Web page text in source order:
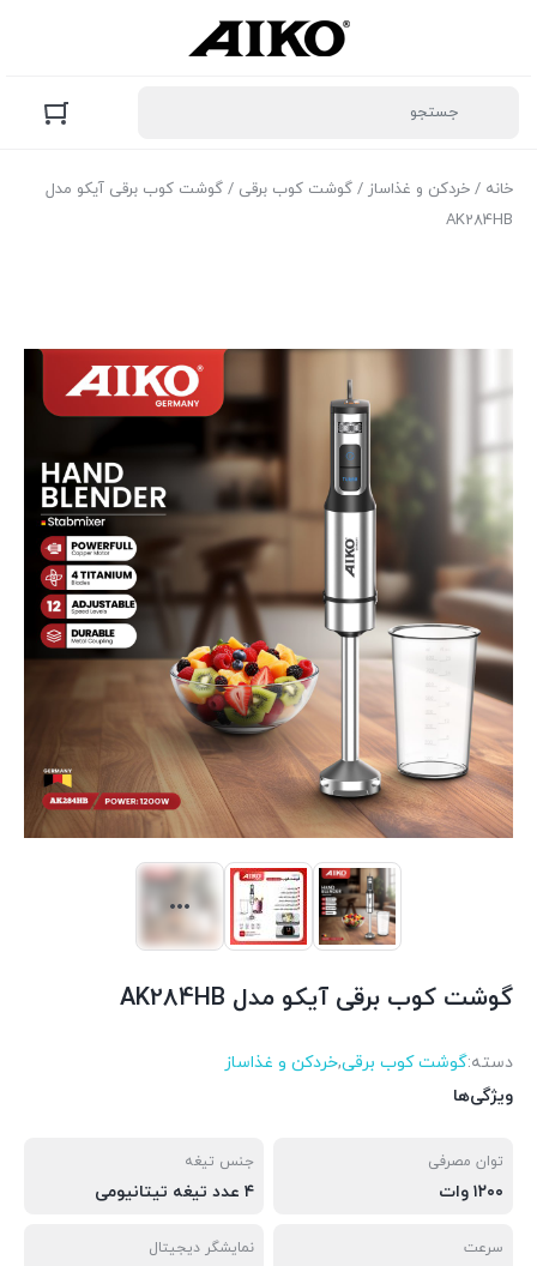
خانه / خردکن و غذاساز / گوشت کوب برقی / گوشت کوب برقی آیکو مدل
AK284HB
گوشت کوب برقی آیکو مدل AK284HB
دسته:گوشت کوب برقی,خردکن و غذاساز
ویژگی‌ها
توان مصرفی
۱۲۰۰ وات
جنس تیغه
۴ عدد تیغه تیتانیومی
سرعت نمایشگر دیجیتال